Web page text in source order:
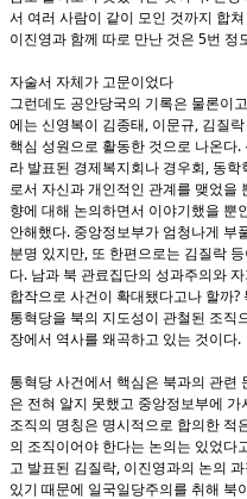
서 여러 사람이 같이 모인 것까지 합쳐
이진영과 함께 따로 만난 것은 5번 정
자술서 자체가 고문이었다
그런데도 공안당국의 기록은 물론이고
에는 신영복이 김종태 , 이문규, 김질
핵심 성원으로 활동한 것으로 나온다.
라 발표된 경제복지회나 경우회 , 동학
로서 자신과 개인적인 관계를 맺었을
향에 대해 논의하면서 이야기했을 뿐
안해했다. 중앙정보부가 엄청나게 부
분명 있지만, 또 한편으로는 김질락
다. 남과 북 관료집단의 성과주의와
합작으로 사건이 확대됐다고나 할까?
통혁당을 북의 지도성이 관철된 조직
장에서 역사를 왜곡하고 있는 것이다.
통혁당 사건에서 핵심은 북과의 관련
은 전혀 알지 못했고 중앙정보부에 가
조직의 명칭은 명시적으로 합의한 적
의 조직이어야 한다는 논의는 있었다
고 발표된 김질락, 이진영과의 논의
있기 때문에 일국일당주의를 취해 북